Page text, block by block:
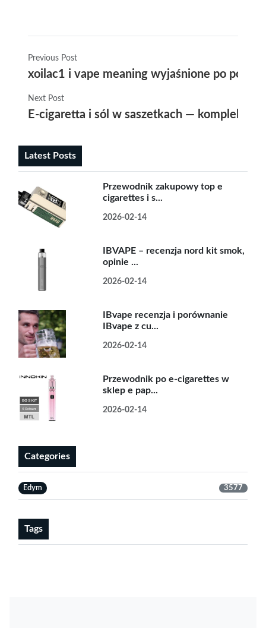
Previous Post
xoilac1 i vape meaning wyjaśnione po
Next Post
E-cigaretta i sól w saszetkach —
Latest Posts
Przewodnik zakupowy top e
cigarettes i s...
2026-02-14
IBVAPE – recenzja nord kit smok,
opinie ...
2026-02-14
IBvape recenzja i porównanie
IBvape z cu...
2026-02-14
Przewodnik po e-cigarettes w
sklep e pap...
2026-02-14
Categories
Edym 3577
Tags